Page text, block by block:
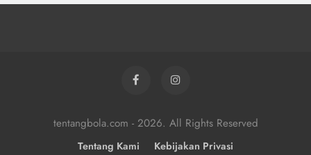
tentangbola.com - 2026. All Rights Reserved
Tentang Kami Kebijakan Privasi